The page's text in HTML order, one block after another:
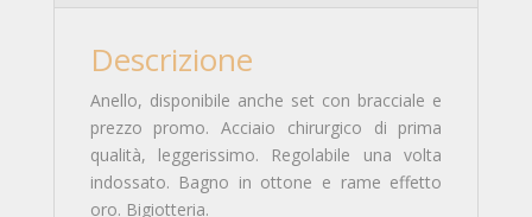
Descrizione
Anello, disponibile anche set con bracciale e
prezzo promo. Acciaio chirurgico di prima
qualità, leggerissimo. Regolabile una volta
indossato. Bagno in ottone e rame effetto
oro. Bigiotteria.